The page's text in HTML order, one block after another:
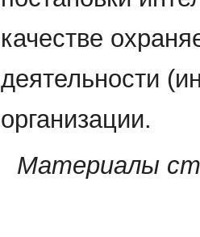
качестве
деятельности
организации.
Материалы